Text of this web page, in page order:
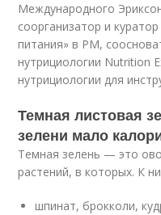
Международного
соорганизатор и
питания» в РМ,
нутрициологии Nutrition
нутрициологии для
Темная листовая
зелени мало
Темная зелень — это
растений, в которых. К
шпинат, брокколи,